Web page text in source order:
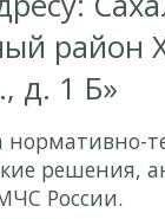
район
д. 1 Б»
решения,
России.